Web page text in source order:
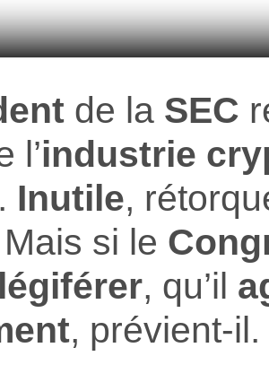
de la SEC
l’industrie
. Inutile,
si le
légiférer, qu’il
, prévient-il.